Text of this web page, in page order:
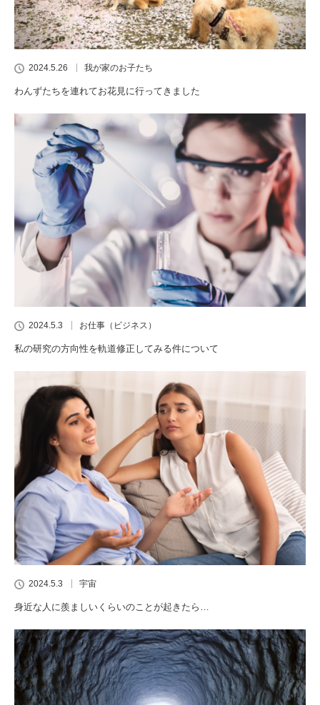
2024.5.26 我が家のお子たち
わんずたちを連れてお花見に行ってきました
2024.5.3 お仕事（ビジネス）
私の研究の方向性を軌道修正してみる件について
2024.5.3 宇宙
身近な人に羨ましいくらいのことが起きたら…